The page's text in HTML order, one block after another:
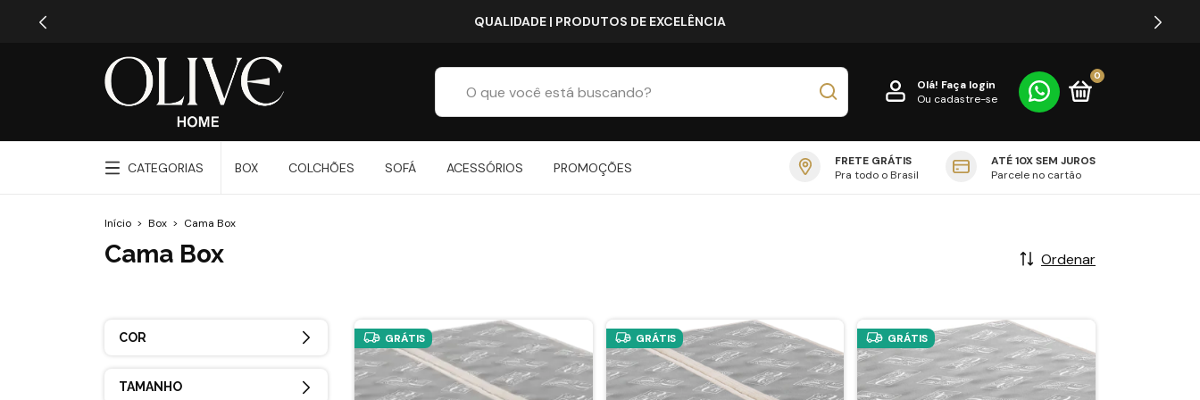
ENVIO RÁPIDO PARA TODO O BRASIL
Olá! Faça login
Ou cadastre-se
0
CATEGORIAS BOX COLCHÕES SOFÁ ACESSÓRIOS PROMOÇÕES
FRETE GRÁTIS
Pra todo o Brasil
ATÉ 10X SEM JUROS
Parcele no cartão
Início > Box > Cama Box
Cama Box Ordenar
COR
TAMANHO
GRÁTIS GRÁTIS GRÁTIS